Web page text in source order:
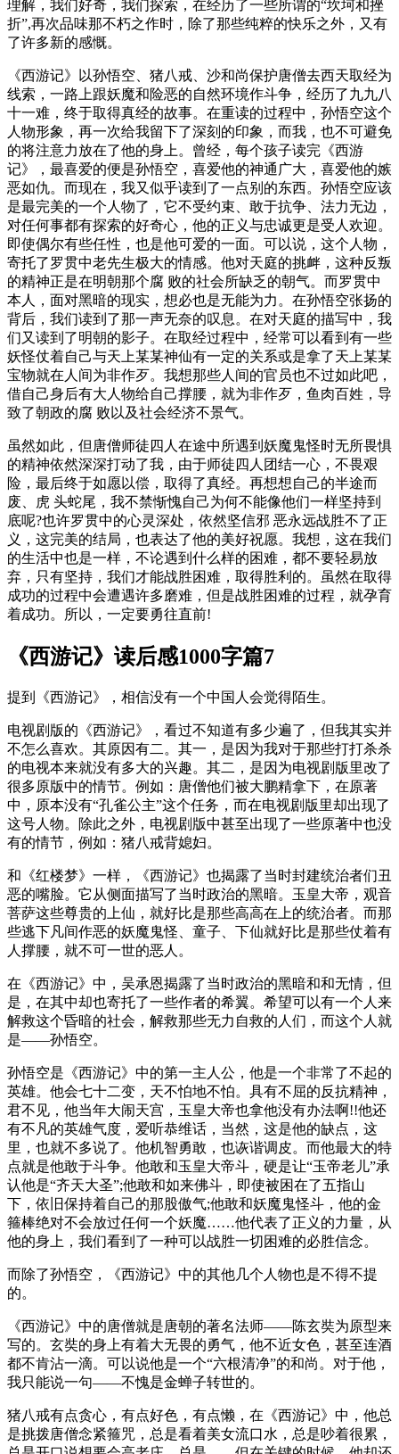
理解，我们好奇，我们探索，在经历了一些所谓的“坎坷和挫
折”,再次品味那不朽之作时，除了那些纯粹的快乐之外，又有
了许多新的感慨。
《西游记》以孙悟空、猪八戒、沙和尚保护唐僧去西天取经为
线索，一路上跟妖魔和险恶的自然环境作斗争，经历了九九八
十一难，终于取得真经的故事。 在重读的过程中，孙悟空这个
人物形象，再一次给我留下了深刻的印象，而我，也不可避免
的将注意力放在了他的身上。曾经，每个孩子读完《西游
记》，最喜爱的便是孙悟空，喜爱他的神通广大，喜爱他的嫉
恶如仇。而现在，我又似乎读到了一点别的东西。孙悟空应该
是最完美的一个人物了，它不受约束、敢于抗争、法力无边，
对任何事都有探索的好奇心，他的正义与忠诚更是受人欢迎。
即使偶尔有些任性，也是他可爱的一面。可以说，这个人物，
寄托了罗贯中老先生极大的情感。他对天庭的挑衅，这种反叛
的精神正是在明朝那个腐 败的社会所缺乏的朝气。而罗贯中
本人，面对黑暗的现实，想必也是无能为力。在孙悟空张扬的
背后，我们读到了那一声无奈的叹息。 在对天庭的描写中，我
们又读到了明朝的影子。在取经过程中，经常可以看到有一些
妖怪仗着自己与天上某某神仙有一定的关系或是拿了天上某某
宝物就在人间为非作歹。我想那些人间的官员也不过如此吧，
借自己身后有大人物给自己撑腰，就为非作歹，鱼肉百姓，导
致了朝政的腐 败以及社会经济不景气。
虽然如此，但唐僧师徒四人在途中所遇到妖魔鬼怪时无所畏惧
的精神依然深深打动了我，由于师徒四人团结一心，不畏艰
险，最后终于如愿以偿，取得了真经。再想想自己的半途而
废、虎 头蛇尾，我不禁惭愧自己为何不能像他们一样坚持到
底呢?也许罗贯中的心灵深处，依然坚信邪 恶永远战胜不了正
义，这完美的结局，也表达了他的美好祝愿。我想，这在我们
的生活中也是一样，不论遇到什么样的困难，都不要轻易放
弃，只有坚持，我们才能战胜困难，取得胜利的。虽然在取得
成功的过程中会遭遇许多磨难，但是战胜困难的过程，就孕育
着成功。所以，一定要勇往直前!
《西游记》读后感1000字篇7
提到《西游记》，相信没有一个中国人会觉得陌生。
电视剧版的《西游记》，看过不知道有多少遍了，但我其实并
不怎么喜欢。其原因有二。其一，是因为我对于那些打打杀杀
的电视本来就没有多大的兴趣。其二，是因为电视剧版里改了
很多原版中的情节。例如：唐僧他们被大鹏精拿下，在原著
中，原本没有“孔雀公主”这个任务，而在电视剧版里却出现了
这号人物。除此之外，电视剧版中甚至出现了一些原著中也没
有的情节，例如：猪八戒背媳妇。
和《红楼梦》一样，《西游记》也揭露了当时封建统治者们丑
恶的嘴脸。它从侧面描写了当时政治的黑暗。玉皇大帝，观音
菩萨这些尊贵的上仙，就好比是那些高高在上的统治者。而那
些逃下凡间作恶的妖魔鬼怪、童子、下仙就好比是那些仗着有
人撑腰，就不可一世的恶人。
在《西游记》中，吴承恩揭露了当时政治的黑暗和和无情，但
是，在其中却也寄托了一些作者的希翼。希望可以有一个人来
解救这个昏暗的社会，解救那些无力自救的人们，而这个人就
是——孙悟空。
孙悟空是《西游记》中的第一主人公，他是一个非常了不起的
英雄。他会七十二变，天不怕地不怕。具有不屈的反抗精神，
君不见，他当年大闹天宫，玉皇大帝也拿他没有办法啊!!他还
有不凡的英雄气度，爱听恭维话，当然，这是他的缺点，这
里，也就不多说了。他机智勇敢，也诙谐调皮。而他最大的特
点就是他敢于斗争。他敢和玉皇大帝斗，硬是让“玉帝老儿”承
认他是“齐天大圣”;他敢和如来佛斗，即使被困在了五指山
下，依旧保持着自己的那股傲气;他敢和妖魔鬼怪斗，他的金
箍棒绝对不会放过任何一个妖魔……他代表了正义的力量，从
他的身上，我们看到了一种可以战胜一切困难的必胜信念。
而除了孙悟空，《西游记》中的其他几个人物也是不得不提
的。
《西游记》中的唐僧就是唐朝的著名法师——陈玄奘为原型来
写的。玄奘的身上有着大无畏的勇气，他不近女色，甚至连酒
都不肯沾一滴。可以说他是一个“六根清净”的和尚。对于他，
我只能说一句——不愧是金蝉子转世的。
猪八戒有点贪心，有点好色，有点懒，在《西游记》中，他总
是挑拨唐僧念紧箍咒，总是看着美女流口水，总是吵着很累，